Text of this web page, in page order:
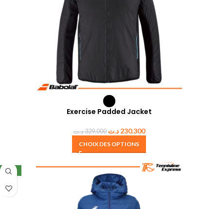
Exercise Padded Jacket
329.000د.ت 230.300 د.ت
CHOIX DES OPTIONS
NEW